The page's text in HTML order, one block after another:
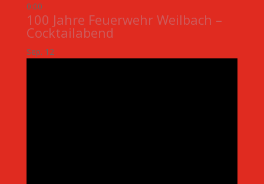
0:00
100 Jahre Feuerwehr Weilbach –
Cocktailabend
Sep. 12